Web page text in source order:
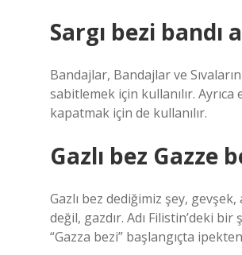
Sargı bezi bandı
Bandajlar, Bandajlar ve
sabitlemek için kullanılır.
kapatmak için de kullanılır.
Gazlı bez Gazze
Gazlı bez dediğimiz şey,
değil, gazdır. Adı Filistin’deki bir
“Gazza bezi” başlangıçta